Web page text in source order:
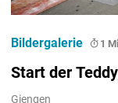
Start der
Giengen
Bildergalerie 1